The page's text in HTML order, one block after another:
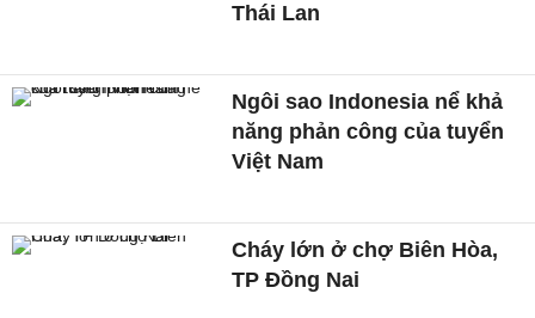
Thái Lan
Ngôi sao Indonesia nể khả
năng phản công của tuyển
Việt Nam
Cháy lớn ở chợ Biên Hòa,
TP Đồng Nai